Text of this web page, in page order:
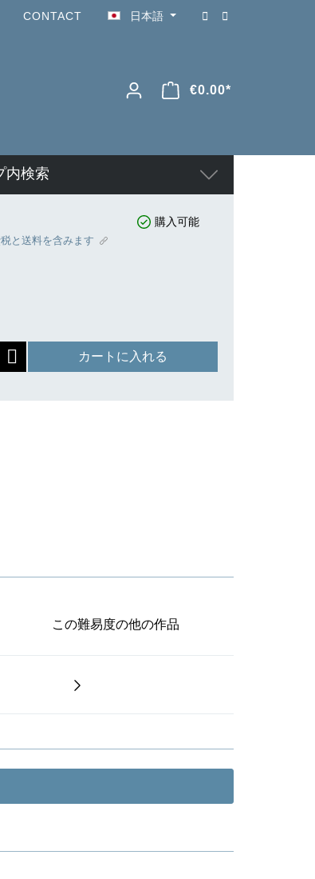
CONTACT 日本語
€0.00*
内検索
購入可能
と送料を含みます
カートに入れる
この難易度の他の作品